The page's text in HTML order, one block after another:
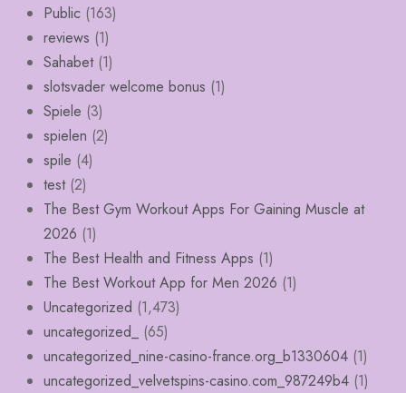
Public (163)
reviews (1)
Sahabet(1)
slotsvader welcome bonus (1)
Spiele (3)
spielen (2)
spile (4)
test(2)
The Best Gym Workout Apps For Gaining Muscle at
2026 (1)
The Best Health and Fitness Apps (1)
The Best Workout App for Men 2026 (1)
Uncategorized (1,473)
uncategorized_
(65)
uncategorized_nine-casino-france.org_b1330604 (1)
uncategorized_velvetspins-casino.com_987249b4 (1)